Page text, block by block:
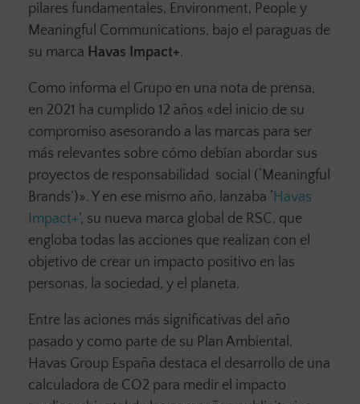
pilares fundamentales, Environment, People y
Meaningful Communications, bajo el paraguas de
su marca Havas Impact+.
Como informa el Grupo en una nota de prensa,
en 2021 ha cumplido 12 años «del inicio de su
compromiso asesorando a las marcas para ser
más relevantes sobre cómo debían abordar sus
proyectos de responsabilidad social (‘Meaningful
Brands’)». Y en ese mismo año, lanzaba ‘Havas
Impact+’, su nueva marca global de RSC, que
engloba todas las acciones que realizan con el
objetivo de crear un impacto positivo en las
personas, la sociedad, y el planeta.
Entre las aciones más significativas del año
pasado y como parte de su Plan Ambiental,
Havas Group España destaca el desarrollo de una
calculadora de CO2 para medir el impacto